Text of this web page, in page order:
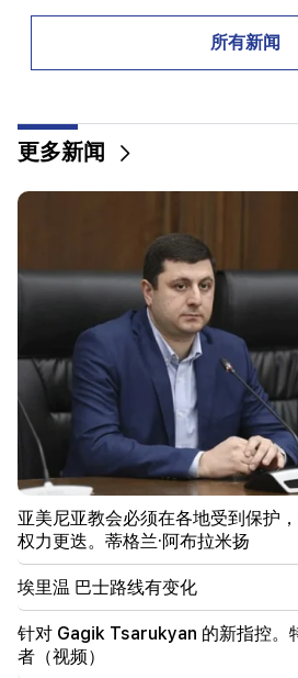
国民议会中的职位如何重新分配。
Anahit Kirakosyan 和她的前夫为
昂贵礼物（视频）
22:58
机上13名乘客受伤。印度
22:09
埃里温西利基扬区附近的一个垃圾
21:48
埃里温 巴士路线有变化
21:30
埃里温的生命已登上神坛。
气质量（视频）
21:16
他们试图以这种方式让我保持沉默
会中没有成功。埃德加·加扎里安
20:30
所有新闻
更多新闻
亚美尼亚教会必须在各地受到保护
权力更迭。蒂格兰·阿布拉米扬
埃里温 巴士路线有变化
针对 Gagik Tsarukyan 的新指控。
者（视频）